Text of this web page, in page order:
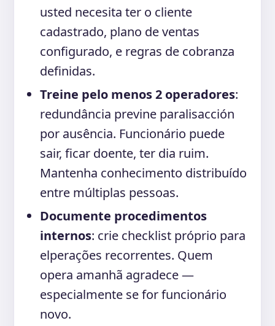
usted necesita ter o cliente
cadastrado, plano de ventas
configurado, e regras de cobranza
definidas.
Treine pelo menos 2 operadores:
redundância previne paralisacción
por ausência. Funcionário puede
sair, ficar doente, ter dia ruim.
Mantenha conhecimento distribuído
entre múltiplas pessoas.
Documente procedimentos
internos: crie checklist próprio para
elperações recorrentes. Quem
opera amanhã agradece —
especialmente se for funcionário
novo.